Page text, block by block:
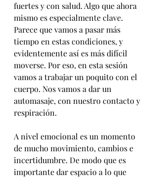
fuertes y con salud. Algo que ahora
mismo es especialmente clave.
Parece que vamos a pasar más
tiempo en estas condiciones, y
evidentemente así es más difícil
moverse. Por eso, en esta sesión
vamos a trabajar un poquito con el
cuerpo. Nos vamos a dar un
automasaje, con nuestro contacto y
respiración.
A nivel emocional es un momento
de mucho movimiento, cambios e
incertidumbre. De modo que es
importante dar espacio a lo que